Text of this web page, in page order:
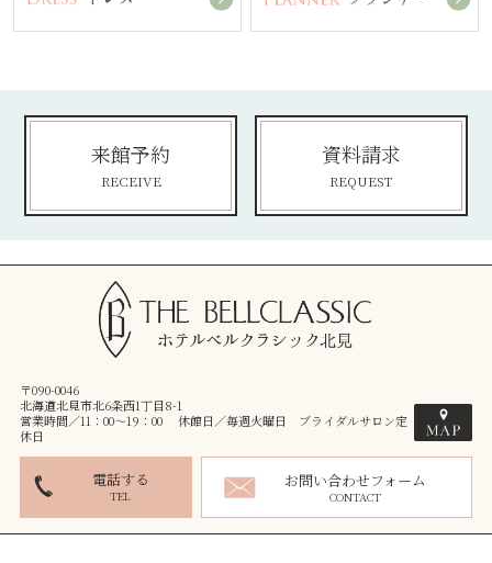
来館予約
RECEIVE
資料請求
REQUEST
〒090-0046
北海道北見市北6条西1丁目8-1
営業時間／11：00～19：00 休館日／毎週火曜日 ブライダルサロン定
休日
電話する
TEL
お問い合わせフォーム
CONTACT